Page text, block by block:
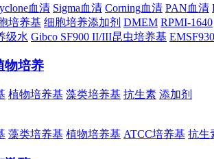
血清 Sigma血清 Corning血清 PAN血清
培养基 细胞培养添加剂 DMEM RPMI-1640
级水 Gibco SF900 II/III昆虫培养基
物培养
植物培养基 藻类培养基 抗生素 添加剂
藻类培养基 植物培养基 ATCC培养基 抗生